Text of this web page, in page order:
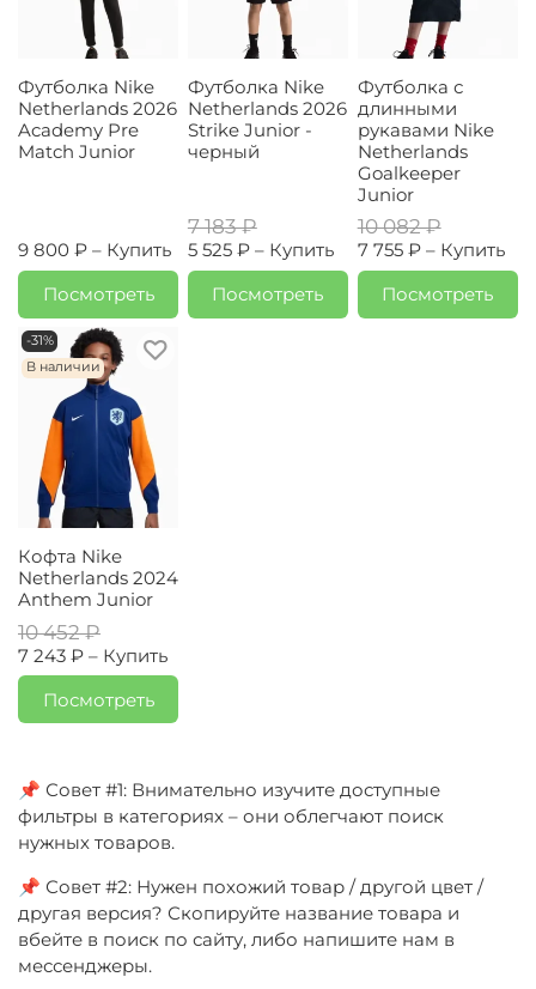
Футболка Nike
Netherlands 2026
Academy Pre
Match Junior
9 800 ₽ – Купить
Посмотреть
Футболка Nike
Netherlands 2026
Strike Junior -
черный
7 183 ₽
5 525 ₽ – Купить
Посмотреть
Футболка с
длинными
рукавами Nike
Netherlands
Goalkeeper
Junior
10 082 ₽
7 755 ₽ – Купить
Посмотреть
-31%
В наличии
Кофта Nike
Netherlands 2024
Anthem Junior
10 452 ₽
7 243 ₽ – Купить
Посмотреть
📌 Совет #1: Внимательно изучите доступные
фильтры в категориях – они облегчают поиск
нужных товаров.
📌 Совет #2: Нужен похожий товар / другой цвет /
другая версия? Скопируйте название товара и
вбейте в поиск по сайту, либо напишите нам в
мессенджеры.